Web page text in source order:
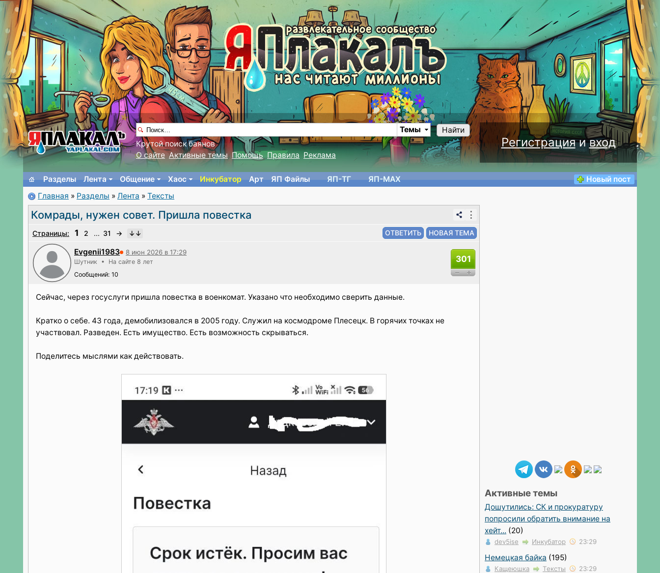
Регистрацияивход
Найти
Темы
Крутой поиск баянов
О сайте Активные темы Помощь Правила Реклама
Разделы Лента Общение Хаос Инкубатор Арт ЯП Файлы ЯП-TГ ЯП-MAX
Новый пост
Главная » Разделы » Лента » Тексты
Комрады, нужен совет. Пришла повестка ⋮
Страницы: 1 2 ... 31 →
Evgenii1983 8 июн 2026 в 17:29
Шутник • На сайте 8 лет
Сообщений: 10
301
Сейчас, через госуслуги пришла повестка в военкомат. Указано что необходимо сверить данные.
Кратко о себе. 43 года, демобилизовался в 2005 году. Служил на космодроме Плесецк. В горячих точках не
участвовал. Разведен. Есть имущество. Есть возможность скрываться.
Поделитесь мыслями как действовать.
Активные темы
Дошутились: СК и прокуратуру
попросили обратить внимание на
хейт... (20)
dev5ise Инкубатор 23:29
Немецкая байка (195)
Кащеюшка Тексты 23:29